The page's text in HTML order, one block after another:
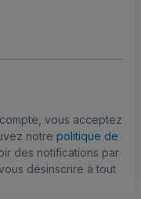
vous acceptez
notre politique de
des notifications par
désinscrire à tout